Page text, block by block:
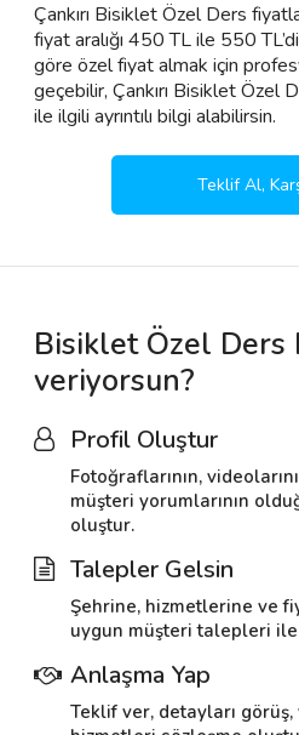
Çankırı Bisiklet Özel Ders
fiyat aralığı 450 TL ile 550
göre özel fiyat almak için
geçebilir, Çankırı Bisiklet Özel
ile ilgili ayrıntılı bilgi alabilirsin.
Teklif Al,
Bisiklet Özel Ders
veriyorsun?
Profil Oluştur
Fotoğraflarının,
müşteri yorumlarının
oluştur.
Talepler Gelsin
Şehrine, hizmetlerine ve
uygun müşteri talepleri
Anlaşma Yap
Teklif ver, detayları